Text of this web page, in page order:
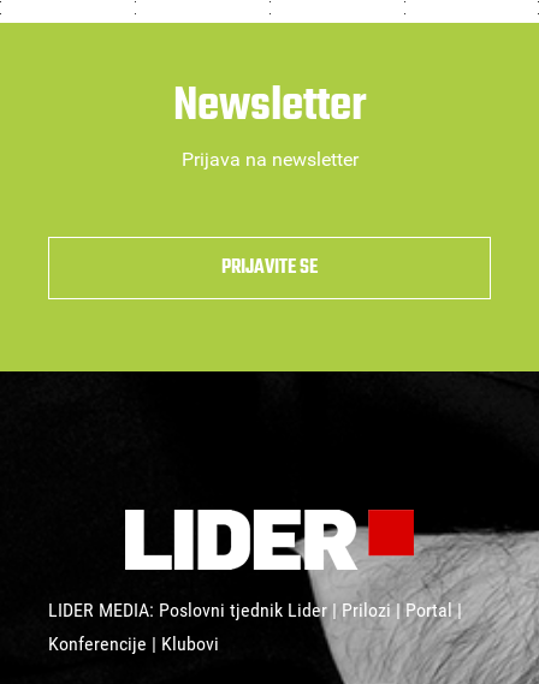
Newsletter
Prijava na newsletter
PRIJAVITE SE
LIDER MEDIA: Poslovni tjednik Lider | Prilozi | Portal |
Konferencije | Klubovi